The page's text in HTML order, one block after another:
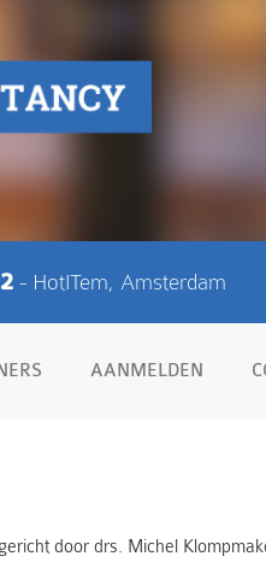
- HotITem, Amsterdam
AANMELDEN
door drs. Michel